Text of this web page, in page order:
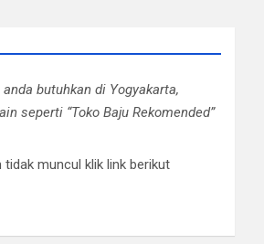
butuhkan di Yogyakarta,
seperti “Toko Baju Rekomended”
muncul klik link berikut